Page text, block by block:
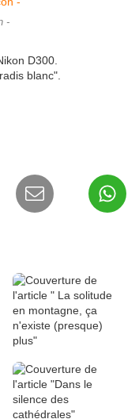
-
D300.
blanc".